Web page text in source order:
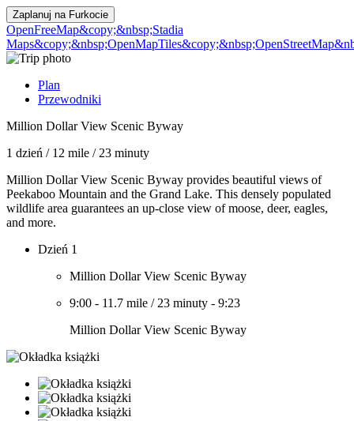
Zaplanuj na Furkocie
OpenFreeMap&copy;&nbsp;Stadia
Maps&copy;&nbsp;OpenMapTiles
Plan
Przewodniki
Million Dollar View Scenic Byway
1 dzień / 12 mile / 23 minuty
Million Dollar View Scenic Byway provides beautiful views of
Peekaboo Mountain and the Grand Lake. This densely populated
wildlife area guarantees an up-close view of moose, deer, eagles,
and more.
Dzień 1
Million Dollar View Scenic Byway
9:00 - 11.7 mile / 23 minuty - 9:23
Million Dollar View Scenic Byway